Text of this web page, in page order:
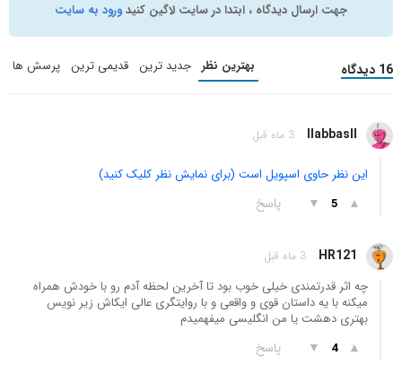
جهت ارسال دیدگاه ، ابتدا در سایت لاگین کنیدورود به سایت
16 دیدگاه بهترین نظر جدید ترین قدیمی ترین پرسش ها
llabbasll 3 ماه قبل
این نظر حاوی اسپویل است (برای نمایش نظر کلیک کنید)
▲
5
▼ پاسخ
HR121 3 ماه قبل
چه اثر قدرتمندی خیلی خوب بود تا آخرین لحظه آدم رو با خودش همراه
میکنه با یه داستان قوی و واقعی و با روایتگری عالی ایکاش زیر نویس
بهتری دهشت یا من انگلیسی میفهمیدم
▲
4
▼ پاسخ